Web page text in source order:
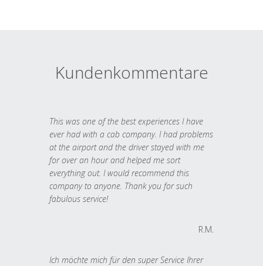
Kundenkommentare
This was one of the best experiences I have
ever had with a cab company. I had problems
at the airport and the driver stayed with me
for over an hour and helped me sort
everything out. I would recommend this
company to anyone. Thank you for such
fabulous service!
R.M.
Ich möchte mich für den super Service Ihrer